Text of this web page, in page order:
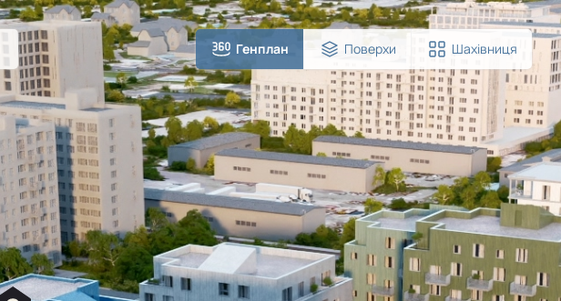
Генплан Поверхи Шахівниця